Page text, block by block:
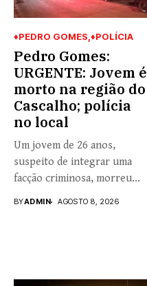
♦PEDRO GOMES ♦POLÍCIA
Pedro Gomes:
URGENTE: Jovem é
morto na região do
Cascalho; polícia
no local
Um jovem de 26 anos,
suspeito de integrar uma
facção criminosa, morreu...
BYADMIN AGOSTO 8, 2026